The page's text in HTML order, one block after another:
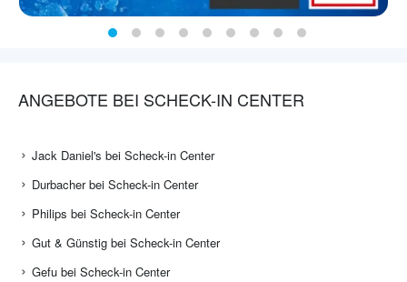
ANGEBOTE BEI SCHECK-IN CENTER
Jack Daniel's bei Scheck-in Center
Durbacher bei Scheck-in Center
Philips bei Scheck-in Center
Gut & Günstig bei Scheck-in Center
Gefu bei Scheck-in Center